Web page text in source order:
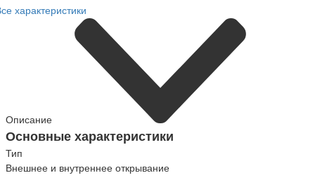
характеристики
Описание
Основные характеристики
Тип
Внешнее и внутреннее открывание